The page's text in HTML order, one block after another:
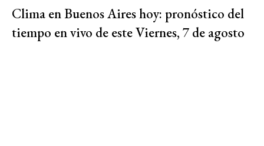
Clima en Buenos Aires hoy: pronóstico del
tiempo en vivo de este Viernes, 7 de agosto